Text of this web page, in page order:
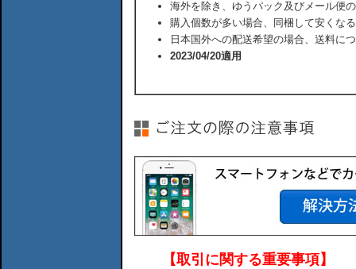
海外を除き、ゆうパック及びメール便
購入個数が多い場合、同梱して安くな
日本国外への配送希望の場合、送料に
2023/04/20適用
【取引に関する重要事項】